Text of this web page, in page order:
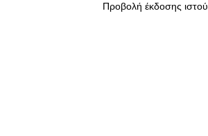
Προβολή έκδοσης ιστού